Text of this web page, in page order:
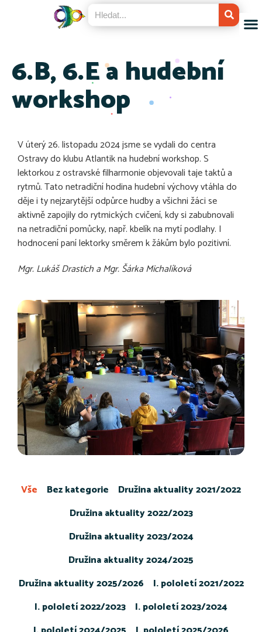
6.B, 6.E a hudební
workshop
V úterý 26. listopadu 2024 jsme se vydali do centra
Ostravy do klubu Atlantik na hudební workshop. S
lektorkou z ostravské filharmonie objevovali taje taktů a
rytmů. Tato netradiční hodina hudební výchovy vtáhla do
děje i ty nejzarytější odpůrce hudby a všichni žáci se
aktivně zapojily do rytmických cvičení, kdy si zabubnovali
na netradiční pomůcky, např. kbelík na mytí podlahy. I
hodnocení paní lektorky směrem k žákům bylo pozitivní.
Mgr. Lukáš Drastich a Mgr. Šárka Michalíková
Bez kategorie
Družina aktuality 2021/2022
Družina aktuality 2022/2023
Družina aktuality 2023/2024
Družina aktuality 2024/2025
Družina aktuality 2025/2026
I. pololetí 2021/2022
I. pololetí 2022/2023
I. pololetí 2023/2024
Vše